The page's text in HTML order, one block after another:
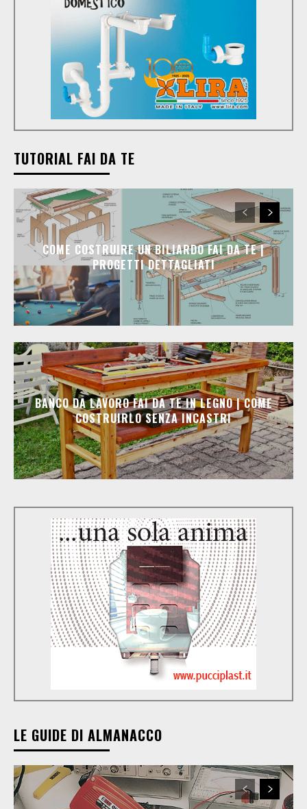
TUTORIAL FAI DA TE
COME COSTRUIRE UN BILIARDO FAI DA TE |
PROGETTI DETTAGLIATI
BANCO DA LAVORO FAI DA TE IN LEGNO | COME
COSTRUIRLO SENZA INCASTRI
LE GUIDE DI ALMANACCO